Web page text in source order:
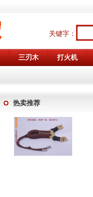
关键字：
三刃木 打火机
热卖推荐